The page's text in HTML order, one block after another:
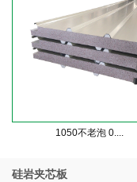
1050不老泡 0....
硅岩夹芯板